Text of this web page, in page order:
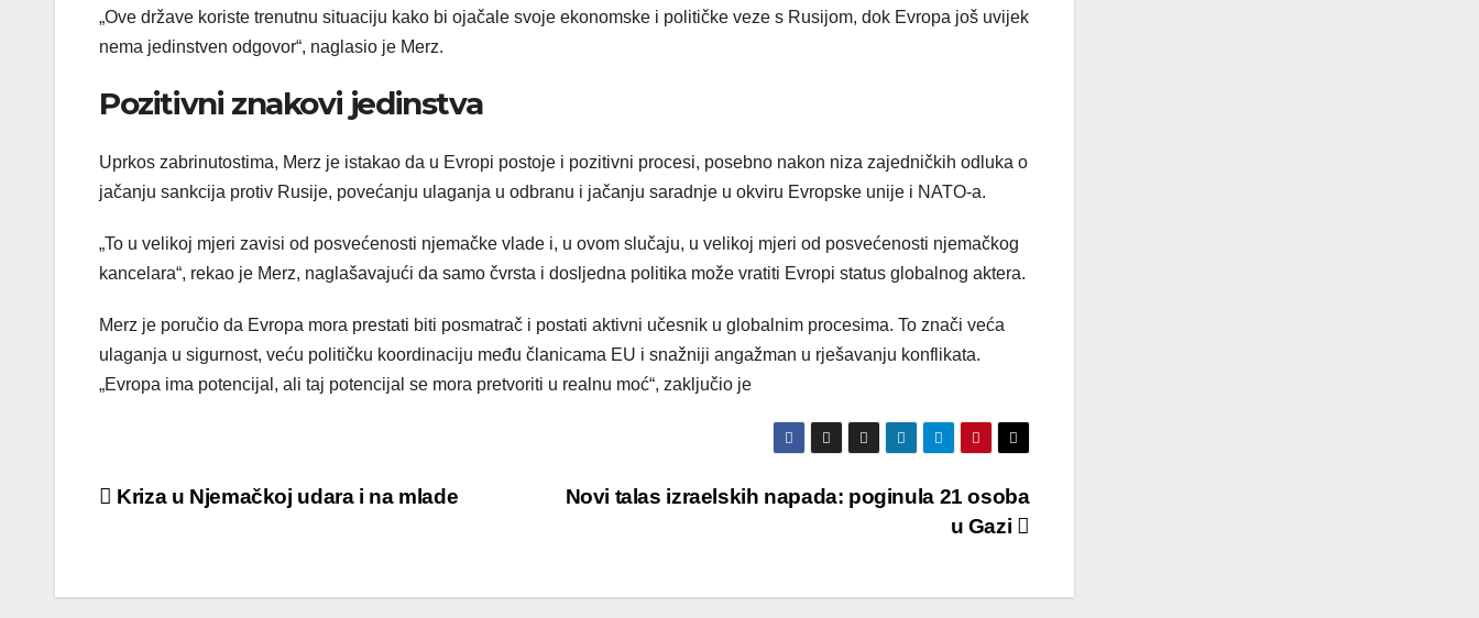
„Ove države koriste trenutnu situaciju kako bi ojačale svoje ekonomske i političke veze s Rusijom, dok Evropa još uvijek
nema jedinstven odgovor“, naglasio je Merz.
Pozitivni znakovi jedinstva
Uprkos zabrinutostima, Merz je istakao da u Evropi postoje i pozitivni procesi, posebno nakon niza zajedničkih odluka o
jačanju sankcija protiv Rusije, povećanju ulaganja u odbranu i jačanju saradnje u okviru Evropske unije i NATO-a.
„To u velikoj mjeri zavisi od posvećenosti njemačke vlade i, u ovom slučaju, u velikoj mjeri od posvećenosti njemačkog
kancelara“, rekao je Merz, naglašavajući da samo čvrsta i dosljedna politika može vratiti Evropi status globalnog aktera.
Merz je poručio da Evropa mora prestati biti posmatrač i postati aktivni učesnik u globalnim procesima. To znači veća
ulaganja u sigurnost, veću političku koordinaciju među članicama EU i snažniji angažman u rješavanju konflikata.
„Evropa ima potencijal, ali taj potencijal se mora pretvoriti u realnu moć“, zaključio je
Post
Novi talas izraelskih napada: poginula 21 osoba
u Gazi
Kriza u Njemačkoj udara i na mlade